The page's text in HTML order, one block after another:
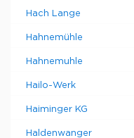
Hach Lange
Hahnemühle
Hahnemuhle
Hailo-Werk
Haiminger KG
Haldenwanger